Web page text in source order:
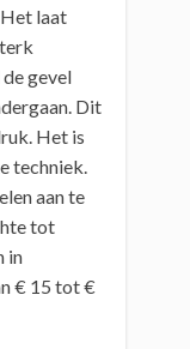
laat
gevel
Dit
Het is
techniek.
aan te
tot
in
€ 15 tot €